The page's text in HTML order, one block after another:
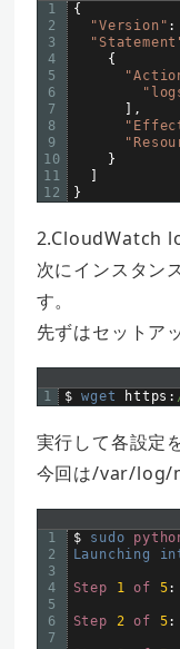
1
2
3
4
5
6
7
8
9
10
11
12
{
"Version" :
{
,
}
}
2.CloudWatch
次にインスタン
す。
先ずはセットア
1 $ wget https :
実行して各設定
今回は/var/log/
1
2
3
4
5
6
7
$ sudo
Launching
Step 1 of 5:
Step 2 of 5: